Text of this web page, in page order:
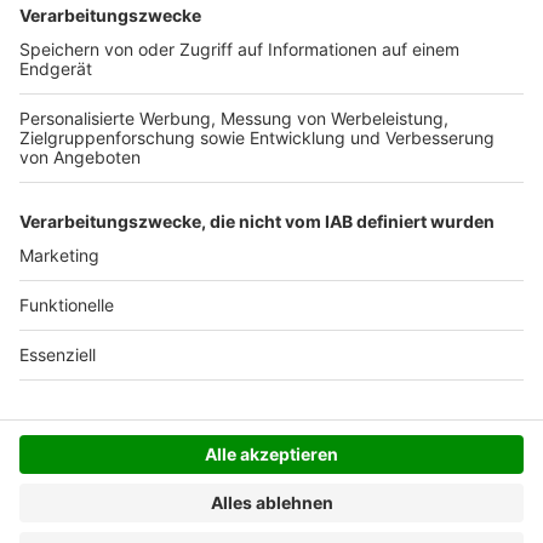
Versandkosten.
Der Bestellprozess ist mit Hilfe eines SSL-
SERVICE HOTLINE
SHOP SERVICE